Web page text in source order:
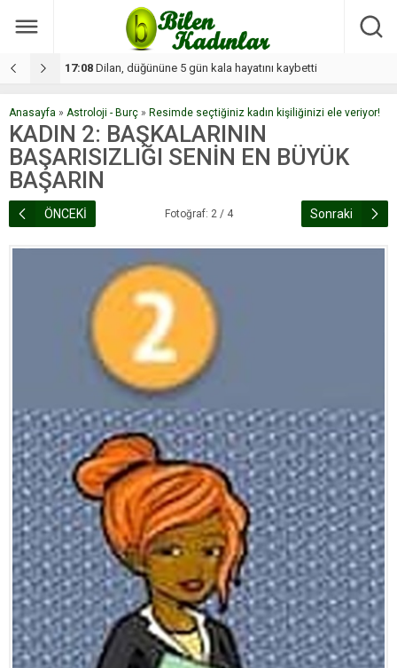
17:08 Dilan, düğününe 5 gün kala hayatını kaybetti
Anasayfa » Astroloji - Burç » Resimde seçtiğiniz kadın kişiliğinizi ele veriyor!
KADIN 2: BAŞKALARININ
BAŞARISIZLIĞI SENİN EN BÜYÜK
BAŞARIN
ÖNCEKİ Fotoğraf: 2 / 4 Sonraki